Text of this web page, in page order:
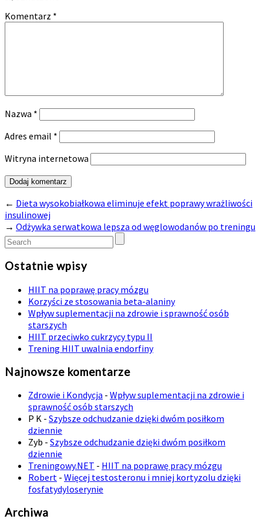
Komentarz *
Nazwa *
Adres email *
Witryna internetowa
← Dieta wysokobiałkowa eliminuje efekt poprawy wrażliwości
insulinowej
→ Odżywka serwatkowa lepsza od węglowodanów po treningu
Ostatnie wpisy
HIIT na poprawę pracy mózgu
Korzyści ze stosowania beta-alaniny
Wpływ suplementacji na zdrowie i sprawność osób
starszych
HIIT przeciwko cukrzycy typu II
Trening HIIT uwalnia endorfiny
Najnowsze komentarze
Zdrowie i Kondycja - Wpływ suplementacji na zdrowie i
sprawność osób starszych
P K - Szybsze odchudzanie dzięki dwóm posiłkom
dziennie
Zyb - Szybsze odchudzanie dzięki dwóm posiłkom
dziennie
Treningowy.NET - HIIT na poprawę pracy mózgu
Robert - Więcej testosteronu i mniej kortyzolu dzięki
fosfatydyloserynie
Archiwa